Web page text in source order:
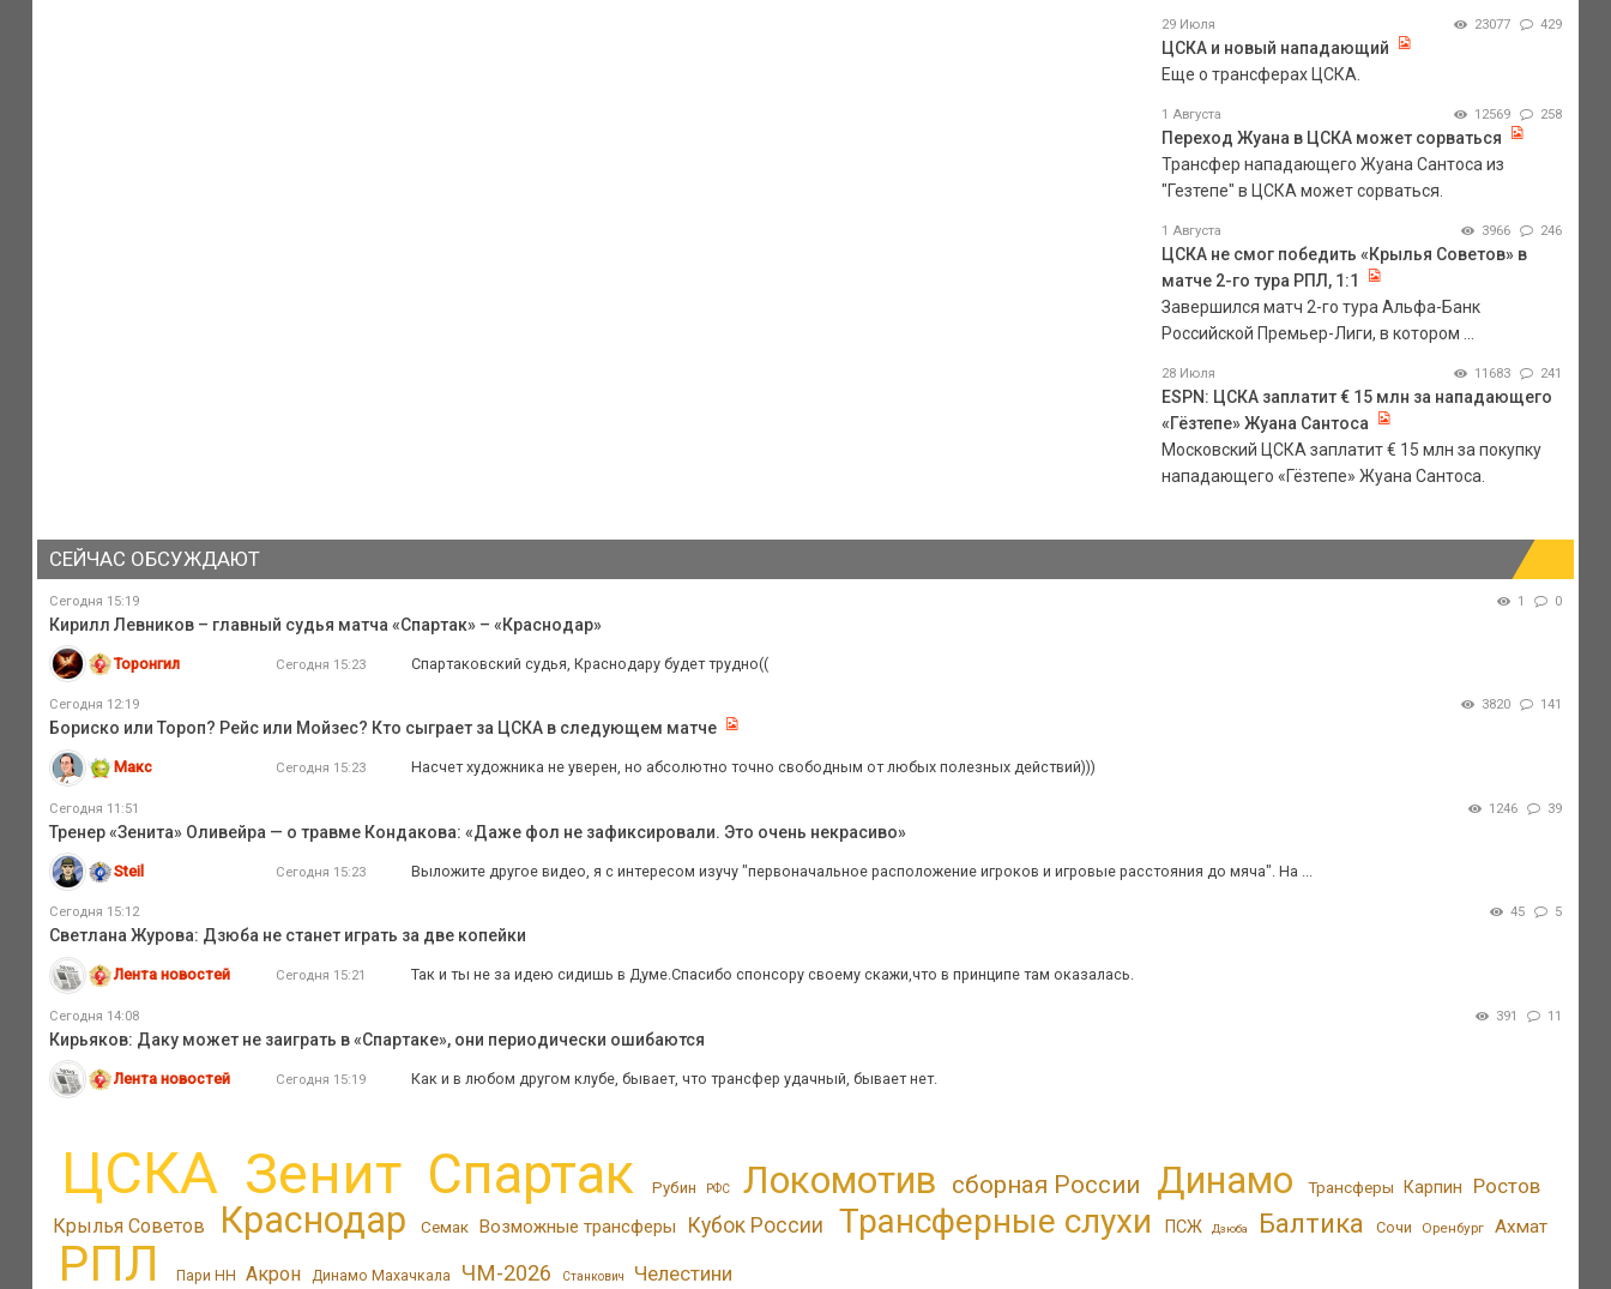
29 Июля 23077 429
ЦСКА и новый нападающий
Еще о трансферах ЦСКА.
1 Августа 12569 258
Переход Жуана в ЦСКА может сорваться
Трансфер нападающего Жуана Сантоса из
"Гезтепе" в ЦСКА может сорваться.
1 Августа 3966 246
ЦСКА не смог победить «Крылья Советов» в
матче 2-го тура РПЛ, 1:1
Завершился матч 2-го тура Альфа-Банк
Российской Премьер-Лиги, в котором ...
28 Июля 11683 241
ESPN: ЦСКА заплатит € 15 млн за нападающего
«Гёзтепе» Жуана Сантоса
Московский ЦСКА заплатит € 15 млн за покупку
нападающего «Гёзтепе» Жуана Сантоса.
СЕЙЧАС ОБСУЖДАЮТ
Сегодня 15:19 1 0
Кирилл Левников – главный судья матча «Спартак» – «Краснодар»
Торонгил Сегодня 15:23 Спартаковский судья, Краснодару будет трудно((
Сегодня 12:19 3820 141
Бориско или Тороп? Рейс или Мойзес? Кто сыграет за ЦСКА в следующем матче
Макс Сегодня 15:23 Насчет художника не уверен, но абсолютно точно свободным от любых полезных действий)))
Сегодня 11:51 1246 39
Тренер «Зенита» Оливейра — о травме Кондакова: «Даже фол не зафиксировали. Это очень некрасиво»
Steil Сегодня 15:23 Выложите другое видео, я с интересом изучу "первоначальное расположение игроков и игровые расстояния до мяча". На ...
Сегодня 15:12 45 5
Светлана Журова: Дзюба не станет играть за две копейки
Лента новостей Сегодня 15:21 Так и ты не за идею сидишь в Думе.Спасибо спонсору своему скажи,что в принципе там оказалась.
Сегодня 14:08 391 11
Кирьяков: Даку может не заиграть в «Спартаке», они периодически ошибаются
Лента новостей Сегодня 15:19 Как и в любом другом клубе, бывает, что трансфер удачный, бывает нет.
ЦСКА Зенит Спартак Рубин РФС Локомотив сборная России Динамо Трансферы Карпин Ростов
Крылья Советов Краснодар Семак Возможные трансферы Кубок России Трансферные слухи ПСЖ Дзюба Балтика Сочи Оренбург Ахмат
РПЛ Пари НН Акрон Динамо Махачкала ЧМ-2026 Станкович Челестини